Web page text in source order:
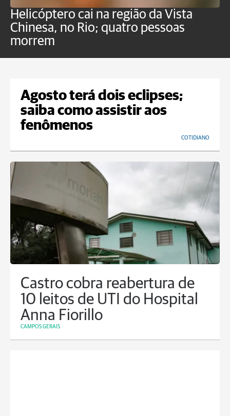
Helicóptero cai na região da Vista
Chinesa, no Rio; quatro pessoas
morrem
Agosto terá dois eclipses;
saiba como assistir aos
fenômenos
COTIDIANO
Castro cobra reabertura de
10 leitos de UTI do Hospital
Anna Fiorillo
CAMPOS GERAIS